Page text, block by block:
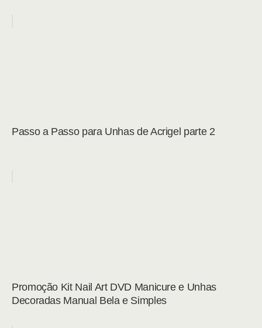
Passo a Passo para Unhas de Acrigel parte 2
Promoção Kit Nail Art DVD Manicure e Unhas
Decoradas Manual Bela e Simples